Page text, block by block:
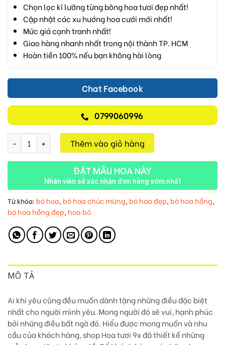
Chọn lọc kĩ lưỡng từng bông hoa tươi đẹp nhất!
Cập nhật các xu hướng hoa cưới mới nhất!
Mức giá cạnh tranh nhất!
Giao hàng nhanh nhất trong nội thành TP. HCM
Hoàn tiền 100% nếu bạn không hài lòng
Chat Facebook
0799060996
Bó Hoa Cát Tường M237 số lượng
Thêm vào giỏ hàng
ĐẶT MẪU HOA NÀY
Nhân viên sẽ xác nhận đơn hàng sớm nhất
Từ khóa: bó hoa, bó hoa chúc mừng, bó hoa đẹp, bó hoa hồng,
bó hoa hồng đẹp, hoa bó
MÔ TẢ
Ai khi yêu cũng đều muốn dành tặng những điều đặc biệt
nhất cho người mình yêu. Mong người đó sẽ vui, hạnh phúc
bởi những điều bất ngờ đó. Hiểu được mong muốn và nhu
cầu của khách hàng, shop Hoa tươi 9x đã thiết kế những